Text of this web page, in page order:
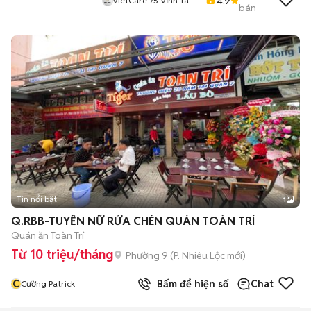
bán
Tin nổi bật 1
Q.RBB-TUYỂN NỮ RỬA CHÉN QUÁN TOÀN TRÍ
Quán ăn Toàn Trí
Từ 10 triệu/tháng Phường 9 (P. Nhiêu Lộc mới)
CCường Patrick Bấm để hiện số Chat